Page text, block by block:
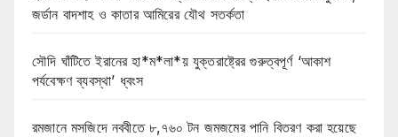
জর্ডান বাদশাহ ও কাতার আমিরের যৌথ সতর্কতা
সৌদি ঘাঁটিতে ইরানের হা*ম*লা*য় যুক্তরাষ্ট্রের গুরুত্বপূর্ণ ‘আকাশ
পর্যবেক্ষণ ব্যবস্থা’ ধ্বংস
রমজানে মসজিদে নববীতে ৮,৭৬০ টন জমজমের পানি বিতরণ করা হয়েছে